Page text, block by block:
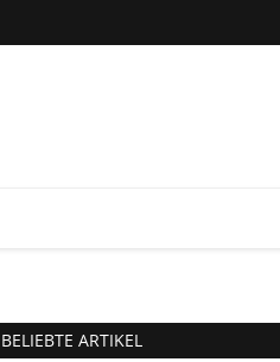
BELIEBTE ARTIKEL